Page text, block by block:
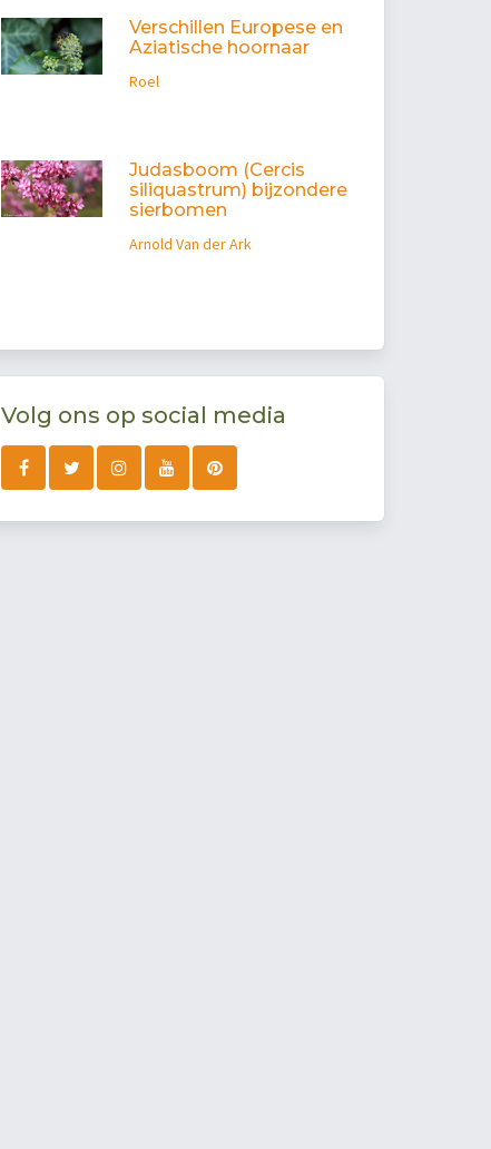
Verschillen Europese en
Aziatische hoornaar
Roel
Judasboom (Cercis
siliquastrum) bijzondere
sierbomen
Arnold Van der Ark
Volg ons op social media